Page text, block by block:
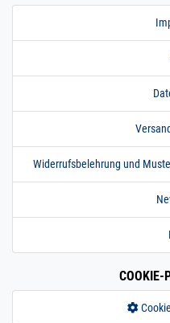
Widerrufsbelehrung und
COOKIE-